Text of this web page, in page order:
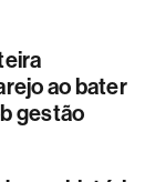
ao bater
gestão